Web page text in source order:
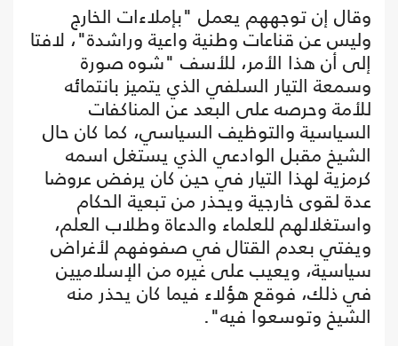
وقال إن توجههم يعمل "بإملاءات الخارج
وليس عن قناعات وطنية واعية وراشدة"، لافتا
إلى أن هذا الأمر، للأسف "شوه صورة
وسمعة التيار السلفي الذي يتميز بانتمائه
للأمة وحرصه على البعد عن المناكفات
السياسية والتوظيف السياسي، كما كان حال
الشيخ مقبل الوادعي الذي يستغل اسمه
كرمزية لهذا التيار في حين كان يرفض عروضا
عدة لقوى خارجية ويحذر من تبعية الحكام
واستغلالهم للعلماء والدعاة وطلاب العلم،
ويفتي بعدم القتال في صفوفهم لأغراض
سياسية، ويعيب على غيره من الإسلاميين
في ذلك، فوقع هؤلاء فيما كان يحذر منه
الشيخ وتوسعوا فيه".